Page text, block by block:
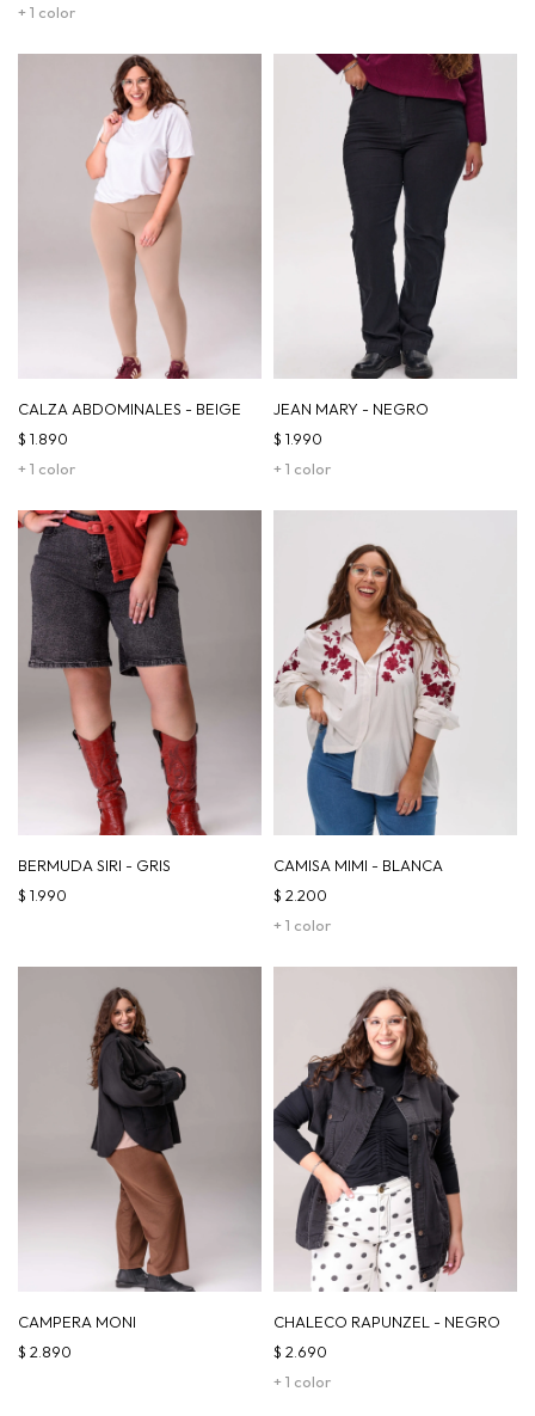
+ 1 color
CALZA ABDOMINALES - BEIGE
+ 1 color
$ 1.890
JEAN MARY - NEGRO
+ 1 color
$ 1.990
BERMUDA SIRI - GRIS
$ 1.990
CAMISA MIMI - BLANCA
+ 1 color
$ 2.200
CAMPERA MONI
$ 2.890
CHALECO RAPUNZEL - NEGRO
+ 1 color
$ 2.690